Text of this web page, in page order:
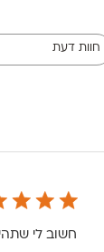
חוות דעת
חשוב לי